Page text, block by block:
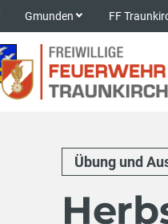
Gmunden FF
Übung und